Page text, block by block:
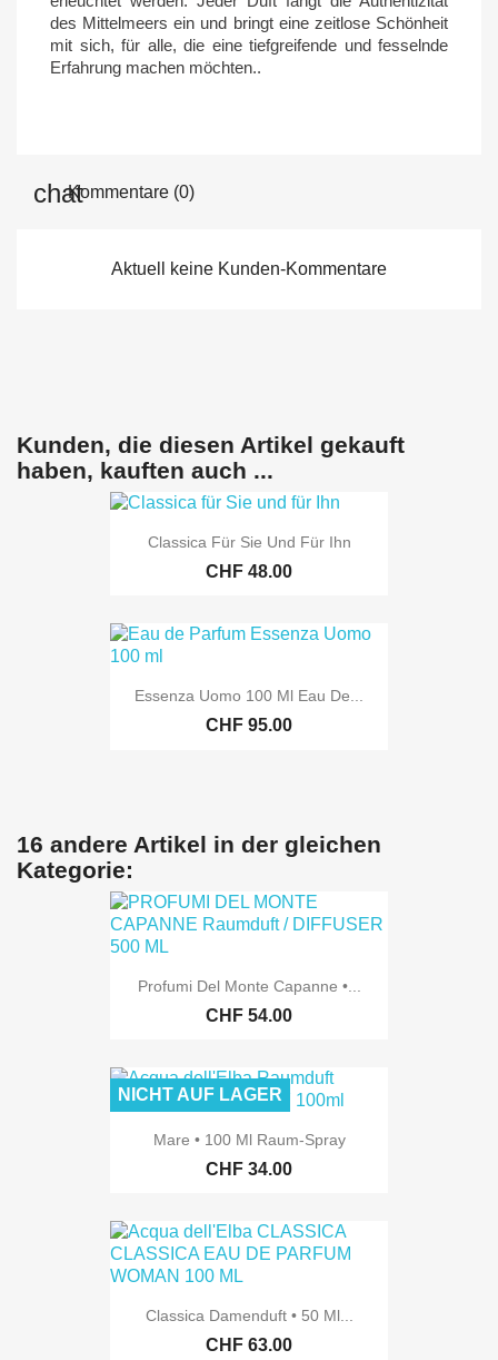
des Mittelmeers ein und bringt eine zeitlose Schönheit
mit sich, für alle, die eine tiefgreifende und fesselnde
Erfahrung machen möchten..
Kommentare (0)
Aktuell keine Kunden-Kommentare
Kunden, die diesen Artikel gekauft
haben, kauften auch ...
Classica Für Sie Und Für Ihn
CHF 48.00
Essenza Uomo 100 Ml Eau De...
CHF 95.00
16 andere Artikel in der gleichen
Kategorie:
Profumi Del Monte Capanne •...
CHF 54.00
Mare • 100 Ml Raum-Spray
CHF 34.00
NICHT AUF LAGER
Classica Damenduft • 50 Ml...
CHF 63.00